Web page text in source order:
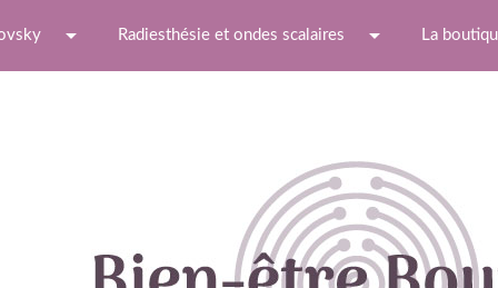
arrow_drop_down Radiesthésie et ondes scalaires arrow_drop_down La